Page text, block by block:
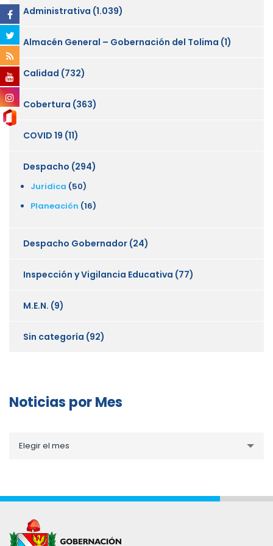
Administrativa (1.039)
Almacén General – Gobernación del Tolima (1)
Calidad (732)
Cobertura (363)
COVID 19 (11)
Despacho (294)
Juridica (50)
Planeación (16)
Despacho Gobernador (24)
Inspección y Vigilancia Educativa (77)
M.E.N. (9)
Sin categoría (92)
Noticias por Mes
porElegir el mes